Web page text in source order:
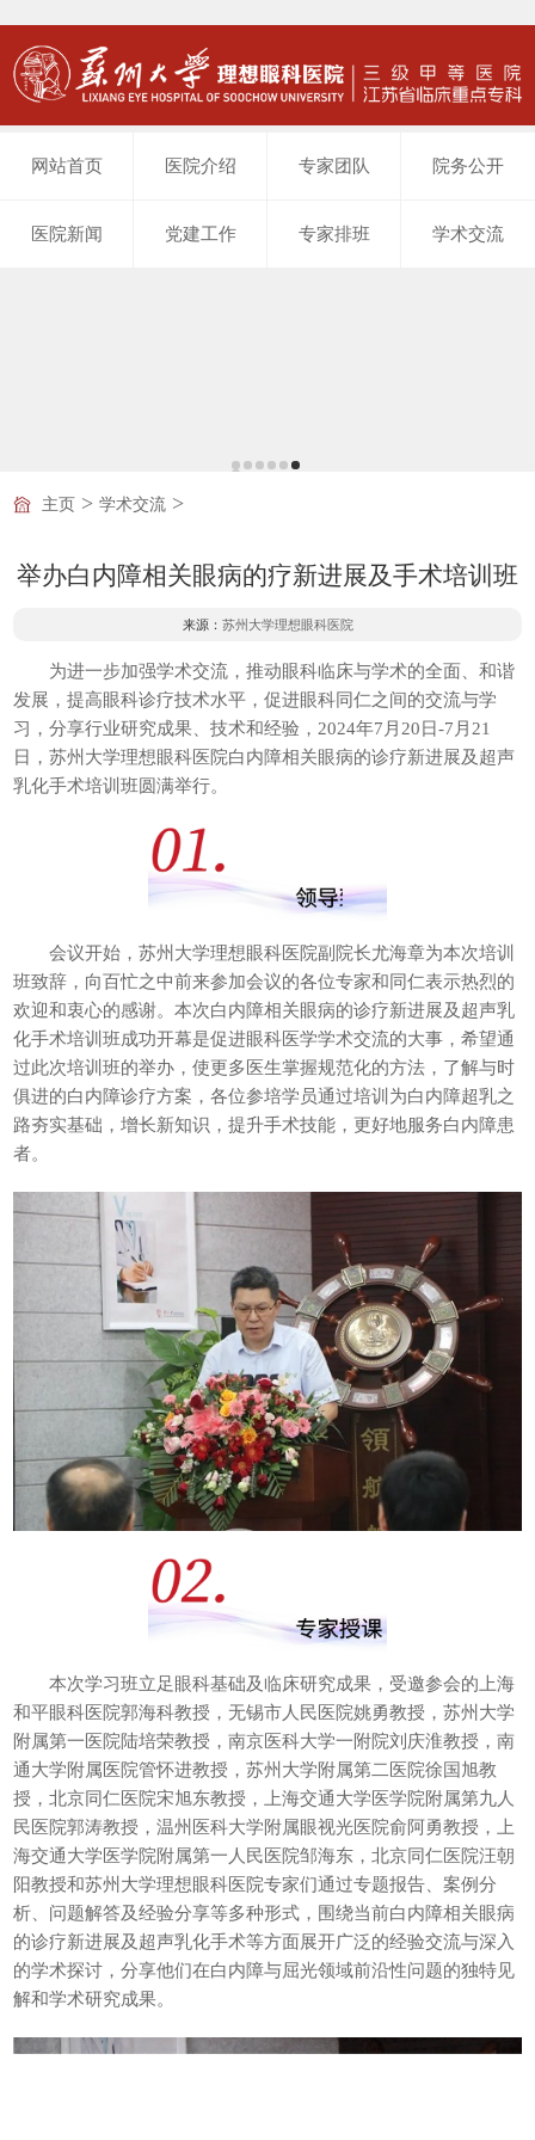
网站首页 医院介绍 专家团队 院务公开
医院新闻 党建工作 专家排班 学术交流
主页> 学术交流>
举办白内障相关眼病的疗新进展及手术培训班
来源： 苏州大学理想眼科医院
为进一步加强学术交流，推动眼科临床与学术的全面、和谐
发展，提高眼科诊疗技术水平，促进眼科同仁之间的交流与学
习，分享行业研究成果、技术和经验，2024年7月20日-7月21
日，苏州大学理想眼科医院白内障相关眼病的诊疗新进展及超声
乳化手术培训班圆满举行。
会议开始，苏州大学理想眼科医院副院长尤海章为本次培训
班致辞，向百忙之中前来参加会议的各位专家和同仁表示热烈的
欢迎和衷心的感谢。本次白内障相关眼病的诊疗新进展及超声乳
化手术培训班成功开幕是促进眼科医学学术交流的大事，希望通
过此次培训班的举办，使更多医生掌握规范化的方法，了解与时
俱进的白内障诊疗方案，各位参培学员通过培训为白内障超乳之
路夯实基础，增长新知识，提升手术技能，更好地服务白内障患
者。
本次学习班立足眼科基础及临床研究成果，受邀参会的上海
和平眼科医院郭海科教授，无锡市人民医院姚勇教授，苏州大学
附属第一医院陆培荣教授，南京医科大学一附院刘庆淮教授，南
通大学附属医院管怀进教授，苏州大学附属第二医院徐国旭教
授，北京同仁医院宋旭东教授，上海交通大学医学院附属第九人
民医院郭涛教授，温州医科大学附属眼视光医院俞阿勇教授，上
海交通大学医学院附属第一人民医院邹海东，北京同仁医院汪朝
阳教授和苏州大学理想眼科医院专家们通过专题报告、案例分
析、问题解答及经验分享等多种形式，围绕当前白内障相关眼病
的诊疗新进展及超声乳化手术等方面展开广泛的经验交流与深入
的学术探讨，分享他们在白内障与屈光领域前沿性问题的独特见
解和学术研究成果。